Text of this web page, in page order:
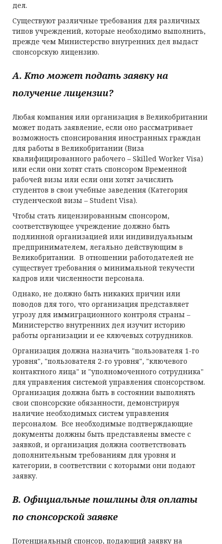
дел.
Существуют различные требования для различных
типов учреждений, которые необходимо выполнить,
прежде чем Министерство внутренних дел выдаст
спонсорскую лицензию.
A. Кто может подать заявку на
получение лицензии?
Любая компания или организация в Великобритании
может подать заявление, если оно рассматривает
возможность спонсирования иностранных граждан
для работы в Великобритании (Виза
квалифицированного рабочего – Skilled Worker Visa)
или если они хотят стать спонсором Временной
рабочей визы или если они хотят зачислить
студентов в свои учебные заведения (Категория
студенческой визы – Student Visa).
Чтобы стать лицензированным спонсором,
соответствующее учреждение должно быть
подлинной организацией или индивидуальным
предпринимателем, легально действующим в
Великобритании. В отношении работодателей не
существует требования о минимальной текучести
кадров или численности персонала.
Однако, не должно быть никаких причин или
поводов для того, что организация представляет
угрозу для иммиграционного контроля страны –
Министерство внутренних дел изучит историю
работы организации и ее ключевых сотрудников.
Организация должна назначить "пользователя 1-го
уровня", "пользователя 2-го уровня", "ключевого
контактного лица" и "уполномоченного сотрудника"
для управления системой управления спонсорством.
Организация должна быть в состоянии выполнять
свои спонсорские обязанности, демонстрируя
наличие необходимых систем управления
персоналом. Все необходимые подтверждающие
документы должны быть представлены вместе с
заявкой, и организация должна соответствовать
дополнительным требованиям для уровня и
категории, в соответствии с которыми они подают
заявку.
B. Официальные пошлины для оплаты
по спонсорской заявке
Потенциальный спонсор, подающий заявку на